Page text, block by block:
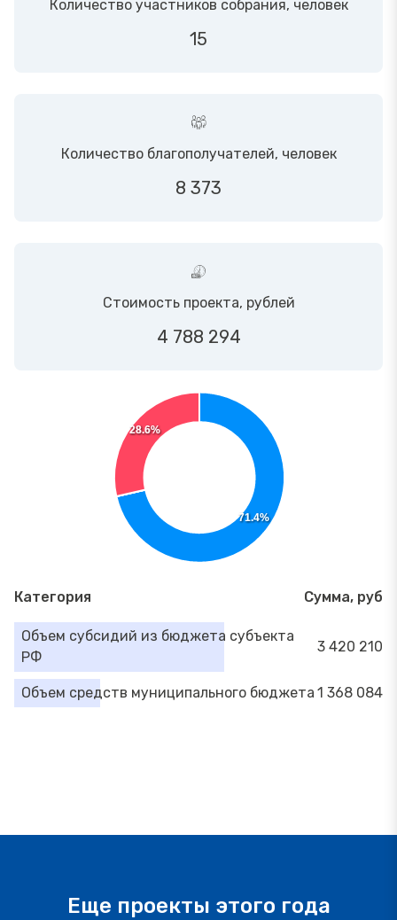
Количество участников собрания, человек
15
Количество благополучателей, человек
8 373
Стоимость проекта, рублей
4 788 294
71.4%
28.6%
Категория Сумма, руб
Объем субсидий из бюджета субъекта
РФ
3 420 210
Объем средств муниципального бюджета 1 368 084
Еще проекты этого года